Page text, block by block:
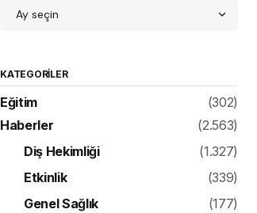
KATEGORILER
Eğitim
(302)
Haberler
(2.563)
Diş Hekimliği
(1.327)
Etkinlik
(339)
Genel Sağlık
(177)